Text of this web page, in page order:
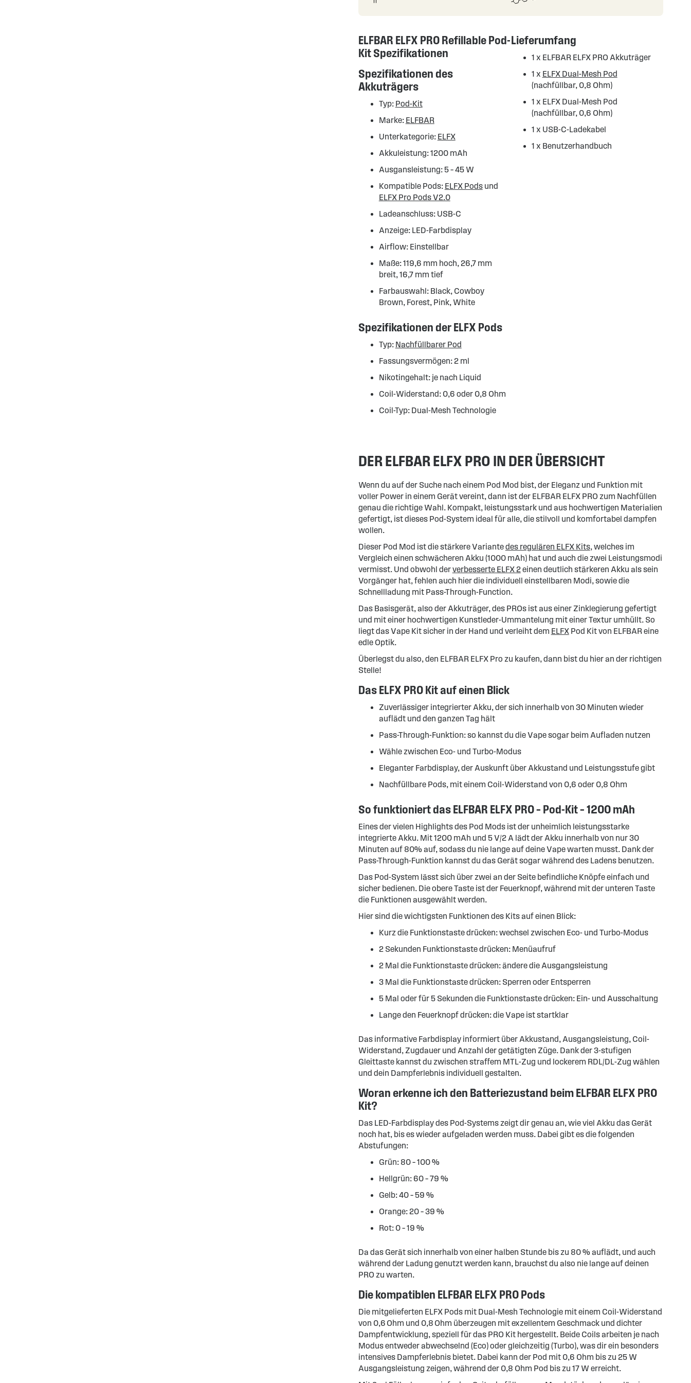
ELFBAR ELFX PRO Refillable Pod-
Kit Spezifikationen
Spezifikationen des
Akkuträgers
Typ: Pod-Kit
Marke: ELFBAR
Unterkategorie: ELFX
Akkuleistung: 1200 mAh
Ausgansleistung: 5 – 45 W
Kompatible Pods: ELFX Podsund
ELFX Pro Pods V2.0
Ladeanschluss: USB-C
Anzeige: LED-Farbdisplay
Airflow: Einstellbar
Maße: 119,6 mm hoch, 26,7 mm
breit, 16,7 mm tief
Farbauswahl: Black, Cowboy
Brown, Forest, Pink, White
Spezifikationen der ELFX Pods
Typ: Nachfüllbarer Pod
Fassungsvermögen: 2 ml
Nikotingehalt: je nach Liquid
Coil-Widerstand: 0,6 oder 0,8 Ohm
Coil-Typ: Dual-Mesh Technologie
Lieferumfang
1 x ELFBAR ELFX PRO Akkuträger
1 x ELFX Dual-Mesh Pod
(nachfüllbar, 0,8 Ohm)
1 x ELFX Dual-Mesh Pod
(nachfüllbar, 0,6 Ohm)
1 x USB-C-Ladekabel
1 x Benutzerhandbuch
DER ELFBAR ELFX PRO IN DER ÜBERSICHT
Wenn du auf der Suche nach einem Pod Mod bist, der Eleganz und Funktion mit
voller Power in einem Gerät vereint, dann ist der ELFBAR ELFX PRO zum Nachfüllen
genau die richtige Wahl. Kompakt, leistungsstark und aus hochwertigen Materialien
gefertigt, ist dieses Pod-System ideal für alle, die stilvoll und komfortabel dampfen
wollen.
Dieser Pod Mod ist die stärkere Variantedes regulären ELFX Kits, welches im
Vergleich einen schwächeren Akku (1000 mAh) hat und auch die zwei Leistungsmodi
vermisst. Und obwohl derverbesserte ELFX 2einen deutlich stärkeren Akku als sein
Vorgänger hat, fehlen auch hier die individuell einstellbaren Modi, sowie die
Schnellladung mit Pass-Through-Function.
Das Basisgerät, also der Akkuträger, des PROs ist aus einer Zinklegierung gefertigt
und mit einer hochwertigen Kunstleder-Ummantelung mit einer Textur umhüllt. So
liegt das Vape Kit sicher in der Hand und verleiht dem ELFXPod Kit von ELFBAR eine
edle Optik.
Überlegst du also, den ELFBAR ELFX Pro zu kaufen, dann bist du hier an der richtigen
Stelle!
Das ELFX PRO Kit auf einen Blick
Zuverlässiger integrierter Akku, der sich innerhalb von 30 Minuten wieder
auflädt und den ganzen Tag hält
Pass-Through-Funktion: so kannst du die Vape sogar beim Aufladen nutzen
Wähle zwischen Eco- und Turbo-Modus
Eleganter Farbdisplay, der Auskunft über Akkustand und Leistungsstufe gibt
Nachfüllbare Pods, mit einem Coil-Widerstand von 0,6 oder 0,8 Ohm
So funktioniert das ELFBAR ELFX PRO – Pod-Kit – 1200 mAh
Eines der vielen Highlights des Pod Mods ist der unheimlich leistungsstarke
integrierte Akku. Mit 1200 mAh und 5 V/2 A lädt der Akku innerhalb von nur 30
Minuten auf 80% auf, sodass du nie lange auf deine Vape warten musst. Dank der
Pass-Through-Funktion kannst du das Gerät sogar während des Ladens benutzen.
Das Pod-System lässt sich über zwei an der Seite befindliche Knöpfe einfach und
sicher bedienen. Die obere Taste ist der Feuerknopf, während mit der unteren Taste
die Funktionen ausgewählt werden.
Hier sind die wichtigsten Funktionen des Kits auf einen Blick:
Kurz die Funktionstaste drücken: wechsel zwischen Eco- und Turbo-Modus
2 Sekunden Funktionstaste drücken: Menüaufruf
2 Mal die Funktionstaste drücken: ändere die Ausgangsleistung
3 Mal die Funktionstaste drücken: Sperren oder Entsperren
5 Mal oder für 5 Sekunden die Funktionstaste drücken: Ein- und Ausschaltung
Lange den Feuerknopf drücken: die Vape ist startklar
Das informative Farbdisplay informiert über Akkustand, Ausgangsleistung, Coil-
Widerstand, Zugdauer und Anzahl der getätigten Züge. Dank der 3-stufigen
Gleittaste kannst du zwischen straffem MTL-Zug und lockerem RDL/DL-Zug wählen
und dein Dampferlebnis individuell gestalten.
Woran erkenne ich den Batteriezustand beim ELFBAR ELFX PRO
Kit?
Das LED-Farbdisplay des Pod-Systems zeigt dir genau an, wie viel Akku das Gerät
noch hat, bis es wieder aufgeladen werden muss. Dabei gibt es die folgenden
Abstufungen:
Grün: 80 – 100 %
Hellgrün: 60 – 79 %
Gelb: 40 – 59 %
Orange: 20 – 39 %
Rot: 0 – 19 %
Da das Gerät sich innerhalb von einer halben Stunde bis zu 80 % auflädt, und auch
während der Ladung genutzt werden kann, brauchst du also nie lange auf deinen
PRO zu warten.
Die kompatiblen ELFBAR ELFX PRO Pods
Die mitgelieferten ELFX Pods mit Dual-Mesh Technologie mit einem Coil-Widerstand
von 0,6 Ohm und 0,8 Ohm überzeugen mit exzellentem Geschmack und dichter
Dampfentwicklung, speziell für das PRO Kit hergestellt. Beide Coils arbeiten je nach
Modus entweder abwechselnd (Eco) oder gleichzeitig (Turbo), was dir ein besonders
intensives Dampferlebnis bietet. Dabei kann der Pod mit 0,6 Ohm bis zu 25 W
Ausgangsleistung zeigen, während der 0,8 Ohm Pod bis zu 17 W erreicht.